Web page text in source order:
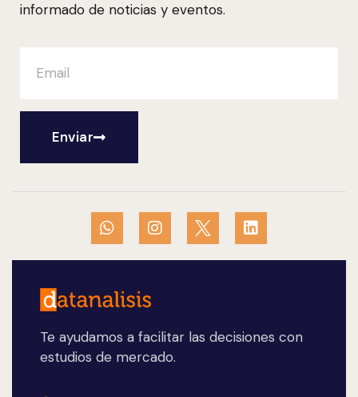
Te ayudamos a facilitar las decisiones con
estudios de mercado.
informado de noticias y eventos.
Enviar